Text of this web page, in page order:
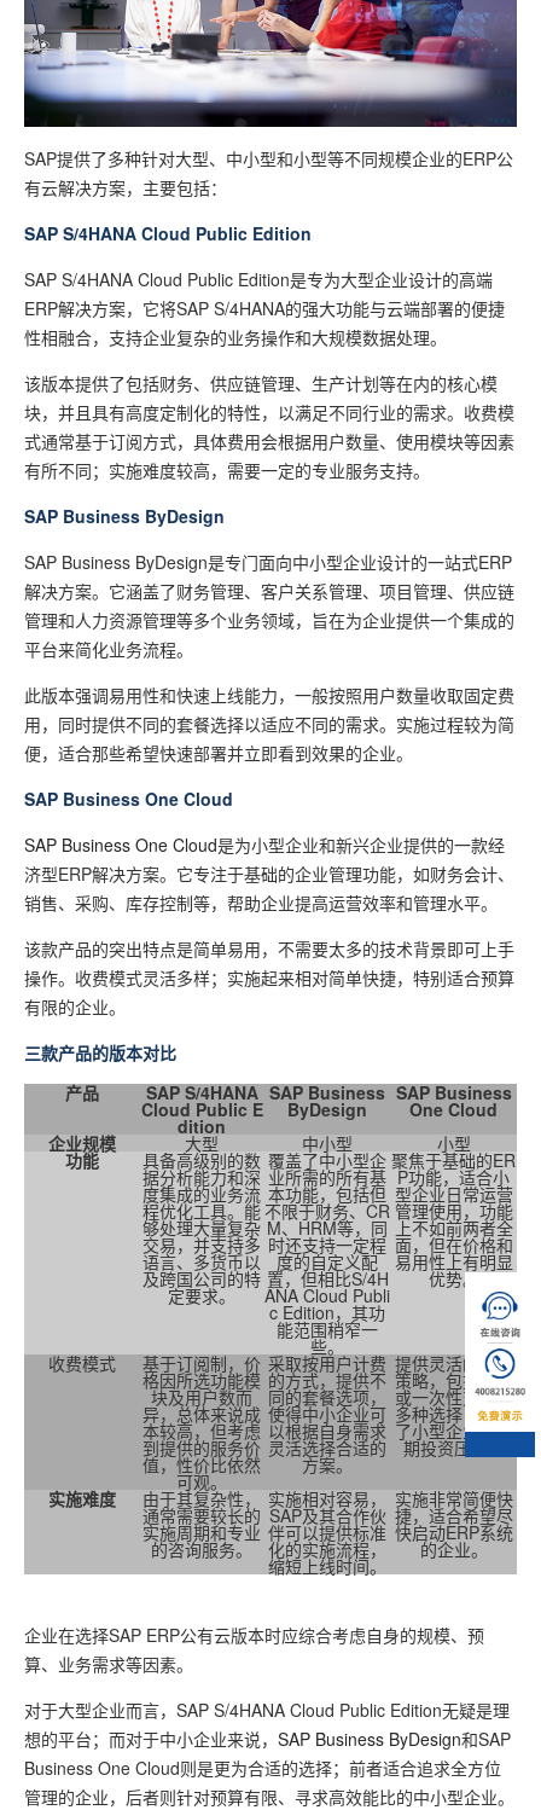
SAP提供了多种针对大型、中小型和小型等不同规模企业的ERP公
有云解决方案，主要包括：
SAP S/4HANA Cloud Public Edition
SAP S/4HANA Cloud Public Edition是专为大型企业设计的高端
ERP解决方案，它将SAP S/4HANA的强大功能与云端部署的便捷
性相融合，支持企业复杂的业务操作和大规模数据处理。
该版本提供了包括财务、供应链管理、生产计划等在内的核心模
块，并且具有高度定制化的特性，以满足不同行业的需求。收费模
式通常基于订阅方式，具体费用会根据用户数量、使用模块等因素
有所不同；实施难度较高，需要一定的专业服务支持。
SAP Business ByDesign
SAP Business ByDesign是专门面向中小型企业设计的一站式ERP
解决方案。它涵盖了财务管理、客户关系管理、项目管理、供应链
管理和人力资源管理等多个业务领域，旨在为企业提供一个集成的
平台来简化业务流程。
此版本强调易用性和快速上线能力，一般按照用户数量收取固定费
用，同时提供不同的套餐选择以适应不同的需求。实施过程较为简
便，适合那些希望快速部署并立即看到效果的企业。
SAP Business One Cloud
SAP Business One Cloud是为小型企业和新兴企业提供的一款经
济型ERP解决方案。它专注于基础的企业管理功能，如财务会计、
销售、采购、库存控制等，帮助企业提高运营效率和管理水平。
该款产品的突出特点是简单易用，不需要太多的技术背景即可上手
操作。收费模式灵活多样；实施起来相对简单快捷，特别适合预算
有限的企业。
三款产品的版本对比
产品
SAP S/4HANA
Cloud Public E
dition
SAP Business
ByDesign
SAP Business
One Cloud
企业规模
大型 中小型 小型
功能 具备高级别的数
据分析能力和深
度集成的业务流
程优化工具。能
够处理大量复杂
交易，并支持多
语言、多货币以
及跨国公司的特
定要求。
覆盖了中小型企
业所需的所有基
本功能，包括但
不限于财务、CR
M、HRM等，同
时还支持一定程
度的自定义配
置，但相比S/4H
ANA Cloud Publi
c Edition，其功
能范围稍窄一
些。
聚焦于基础的ER
P功能，适合小
型企业日常运营
管理使用，功能
上不如前两者全
面，但在价格和
易用性上有明显
优势。
收费模式 基于订阅制，价
格因所选功能模
块及用户数而
异，总体来说成
本较高，但考虑
到提供的服务价
值，性价比依然
可观。
采取按用户计费
的方式，提供不
同的套餐选项，
使得中小企业可
以根据自身需求
灵活选择合适的
方案。
提供灵活的定价
策略，包括按月
或一次性支付等
多种选择，降低
了小型企业的初
期投资压力。
实施难度 由于其复杂性，
通常需要较长的
实施周期和专业
的咨询服务。
实施相对容易，
SAP及其合作伙
伴可以提供标准
化的实施流程，
缩短上线时间。
实施非常简便快
捷，适合希望尽
快启动ERP系统
的企业。
企业在选择SAP ERP公有云版本时应综合考虑自身的规模、预
算、业务需求等因素。
对于大型企业而言，SAP S/4HANA Cloud Public Edition无疑是理
想的平台；而对于中小企业来说， SAP Business ByDesign和SAP
Business One Cloud则是更为合适的选择；前者适合追求全方位
管理的企业，后者则针对预算有限、寻求高效能比的中小型企业。